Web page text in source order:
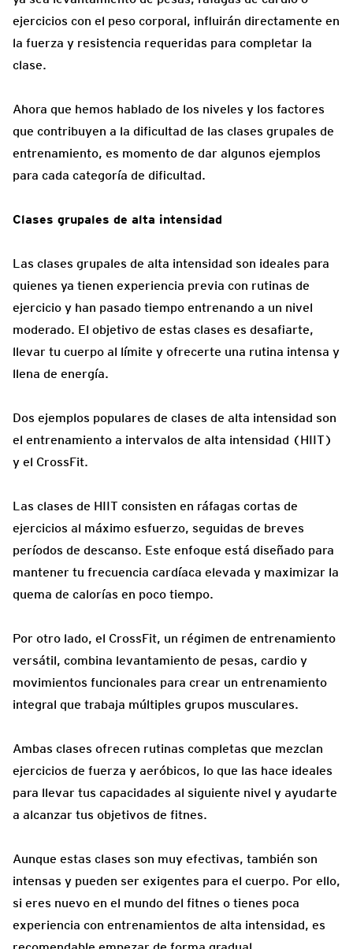
ejercicios con el peso corporal, influirán directamente en
la fuerza y resistencia requeridas para completar la
clase.
Ahora que hemos hablado de los niveles y los factores
que contribuyen a la dificultad de las clases grupales de
entrenamiento, es momento de dar algunos ejemplos
para cada categoría de dificultad.
Clases grupales de alta intensidad
Las clases grupales de alta intensidad son ideales para
quienes ya tienen experiencia previa con rutinas de
ejercicio y han pasado tiempo entrenando a un nivel
moderado. El objetivo de estas clases es desafiarte,
llevar tu cuerpo al límite y ofrecerte una rutina intensa y
llena de energía.
Dos ejemplos populares de clases de alta intensidad son
el entrenamiento a intervalos de alta intensidad (HIIT)
y el CrossFit.
Las clases de HIIT consisten en ráfagas cortas de
ejercicios al máximo esfuerzo, seguidas de breves
períodos de descanso. Este enfoque está diseñado para
mantener tu frecuencia cardíaca elevada y maximizar la
quema de calorías en poco tiempo.
Por otro lado, el CrossFit, un régimen de entrenamiento
versátil, combina levantamiento de pesas, cardio y
movimientos funcionales para crear un entrenamiento
integral que trabaja múltiples grupos musculares.
Ambas clases ofrecen rutinas completas que mezclan
ejercicios de fuerza y aeróbicos, lo que las hace ideales
para llevar tus capacidades al siguiente nivel y ayudarte
a alcanzar tus objetivos de fitnes.
Aunque estas clases son muy efectivas, también son
intensas y pueden ser exigentes para el cuerpo. Por ello,
si eres nuevo en el mundo del fitnes o tienes poca
experiencia con entrenamientos de alta intensidad, es